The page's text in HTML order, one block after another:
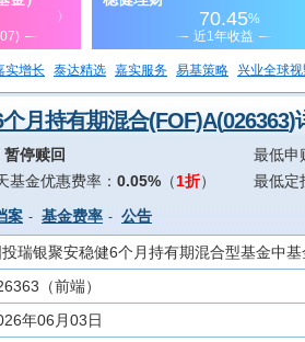
实增长 泰达精选 嘉实服务 易基策略 兴业全球
月持有期混合(FOF)A(026363)
停赎回
最低申
基金优惠费率： 0.05% （1折）
最低定
案 - 基金费率 - 公告
投瑞银聚安稳健6个月持有期混合型基金中
（前端）
年06月03日